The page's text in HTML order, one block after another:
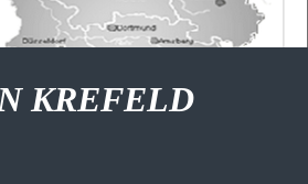
KREFELD